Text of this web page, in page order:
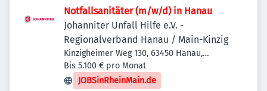
Notfallsanitäter (m/w/d) in Hanau
Johanniter Unfall Hilfe e.V. -
Regionalverband Hanau / Main-Kinzig
Kinzigheimer Weg 130, 63450 Hanau,
Deutschland
Bis 5.100 € pro Monat
JOBSinRheinMain.de